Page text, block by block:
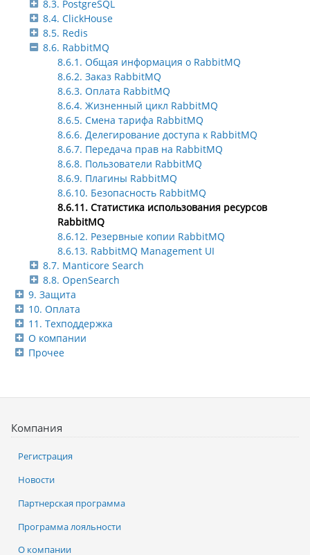
8.3. PostgreSQL
8.4. ClickHouse
8.5. Redis
8.6. RabbitMQ
8.6.1. Общая информация о RabbitMQ
8.6.2. Заказ RabbitMQ
8.6.3. Оплата RabbitMQ
8.6.4. Жизненный цикл RabbitMQ
8.6.5. Смена тарифа RabbitMQ
8.6.6. Делегирование доступа к RabbitMQ
8.6.7. Передача прав на RabbitMQ
8.6.8. Пользователи RabbitMQ
8.6.9. Плагины RabbitMQ
8.6.10. Безопасность RabbitMQ
8.6.11. Статистика использования ресурсов
RabbitMQ
8.6.12. Резервные копии RabbitMQ
8.6.13. RabbitMQ Management UI
8.7. Manticore Search
8.8. OpenSearch
9. Защита
10. Оплата
11. Техподдержка
О компании
Прочее
Компания
Регистрация
Новости
Партнерская программа
Программа лояльности
О компании